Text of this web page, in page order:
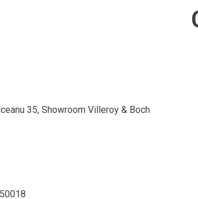
35, Showroom Villeroy & Boch